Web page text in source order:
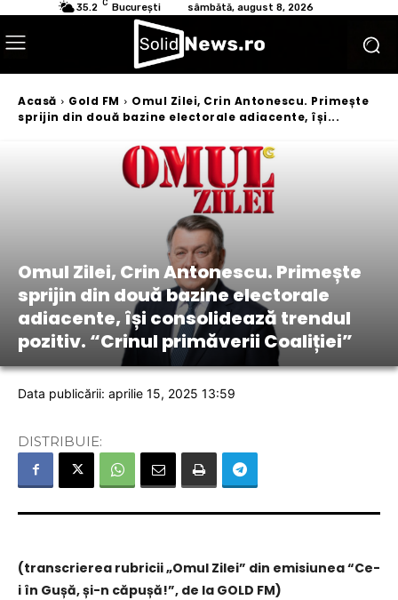
35.2 C București sâmbătă, august 8, 2026
Acasă Gold FM
Omul Zilei, Crin Antonescu. Primește
sprijin din două bazine electorale adiacente, își...
Omul Zilei, Crin Antonescu. Primește
sprijin din două bazine electorale
adiacente, își consolidează trendul
pozitiv. “Crinul primăverii Coaliției”
Data publicării: aprilie 15, 2025 13:59
DISTRIBUIE:
(transcrierea rubricii „Omul Zilei” din emisiunea “Ce-
i în Gușă, și-n căpușă!”, de la GOLD FM)